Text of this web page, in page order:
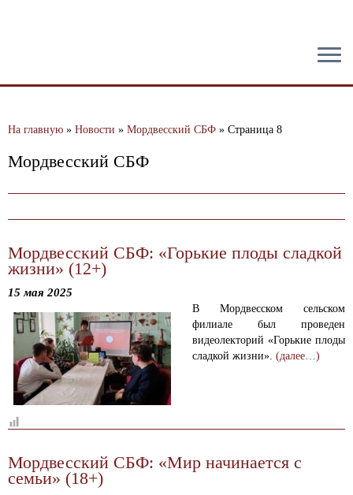
На главную » Новости » Мордвесский СБФ » Страница 8
Мордвесский СБФ
Мордвесский СБФ: «Горькие плоды сладкой
жизни» (12+)
15 мая 2025
В Мордвесском сельском
филиале был проведен
видеолекторий «Горькие плоды
сладкой жизни».(далее…)
Мордвесский СБФ: «Мир начинается с
семьи» (18+)